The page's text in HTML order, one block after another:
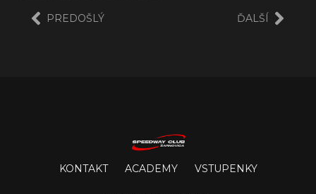
PREDOŠLÝ ĎALŠÍ
KONTAKT ACADEMY VSTUPENKY